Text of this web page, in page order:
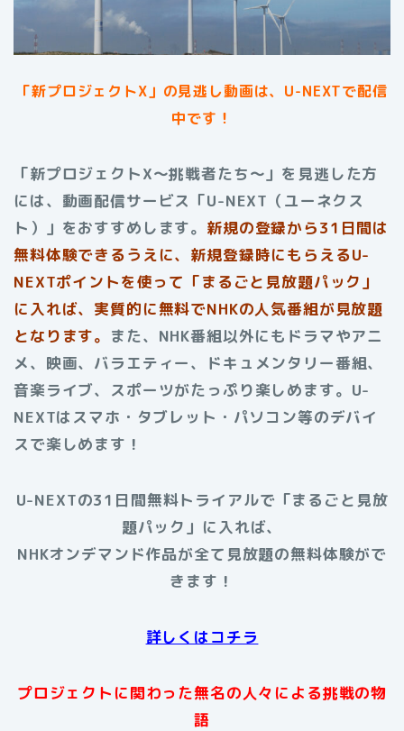
「新プロジェクトX」の見逃し動画は、U-NEXTで配信
中です！
「新プロジェクトX〜挑戦者たち〜」を見逃した方
には、動画配信サービス「U-NEXT（ユーネクス
ト）」をおすすめします。 新規の登録から31日間は
無料体験できるうえに、新規登録時にもらえるU-
NEXTポイントを使って「まるごと見放題パック」
に入れば、実質的に無料でNHKの人気番組が見放題
となります。 また、NHK番組以外にもドラマやアニ
メ、映画、バラエティー、ドキュメンタリー番組、
音楽ライブ、スポーツがたっぷり楽しめます。U-
NEXTはスマホ・タブレット・パソコン等のデバイ
スで楽しめます！
U-NEXTの31日間無料トライアルで「まるごと見放
題パック」に入れば、
NHKオンデマンド作品が全て見放題の無料体験がで
きます！
詳しくはコチラ
プロジェクトに関わった無名の人々による挑戦の物
語